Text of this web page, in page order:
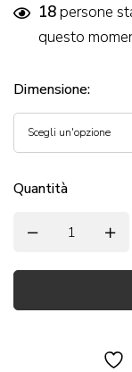
18persone
questo
Dimensione:
Quantità